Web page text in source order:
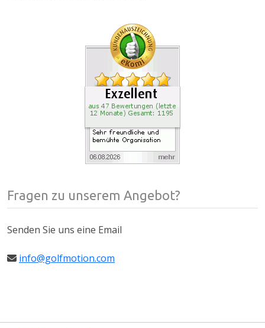
Fragen zu unserem Angebot?
Senden Sie uns eine Email
info@golfmotion.com